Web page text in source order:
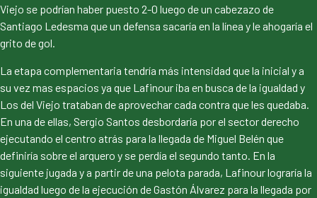
Viejo se podrían haber puesto 2-0 luego de un cabezazo de
Santiago Ledesma que un defensa sacaría en la línea y le ahogaría el
grito de gol.
La etapa complementaria tendría más intensidad que la inicial y a
su vez mas espacios ya que Lafinour iba en busca de la igualdad y
Los del Viejo trataban de aprovechar cada contra que les quedaba.
En una de ellas, Sergio Santos desbordaría por el sector derecho
ejecutando el centro atrás para la llegada de Miguel Belén que
definiría sobre el arquero y se perdía el segundo tanto. En la
siguiente jugada y a partir de una pelota parada, Lafinour lograría la
igualdad luego de la ejecución de Gastón Álvarez para la llegada por